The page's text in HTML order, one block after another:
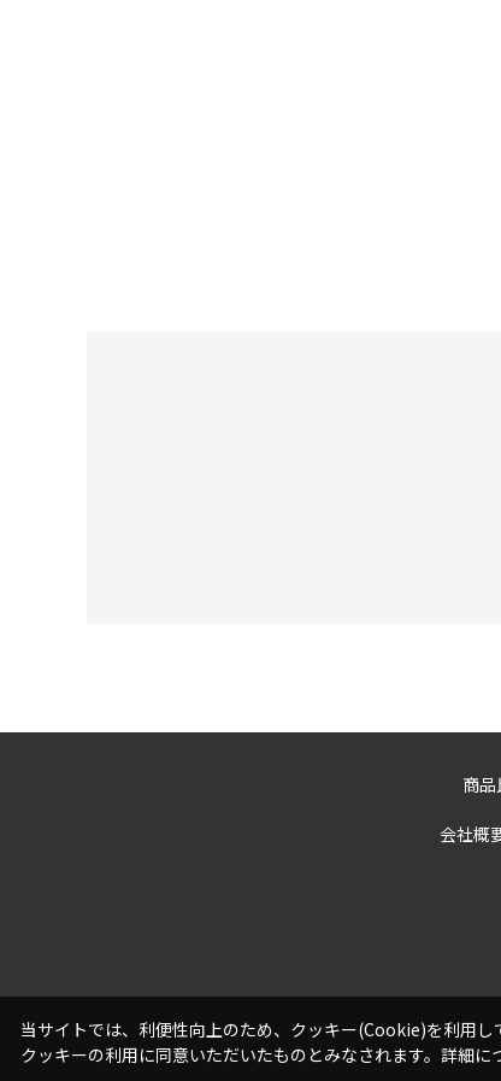
商品
会社概
当サイトでは、利便性向上のため、クッキー(Cookie)を利用
クッキーの利用に同意いただいたものとみなされます。詳細に